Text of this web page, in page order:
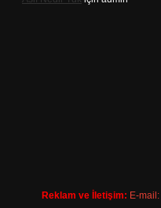
Reklam ve İletişim: E-mail: